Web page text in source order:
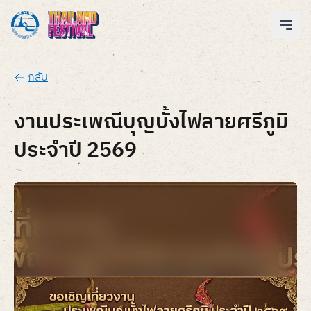
กลับ
งานประเพณีบุญบั้งไฟลายศรีภูมิ
ประจำปี 2569